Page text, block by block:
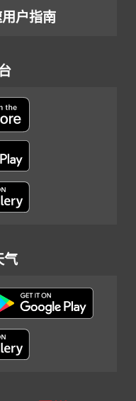
户指南
气